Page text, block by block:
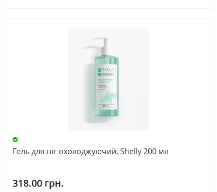
Гель для ніг охолоджуючий, Shelly 200 мл
318.00 грн.